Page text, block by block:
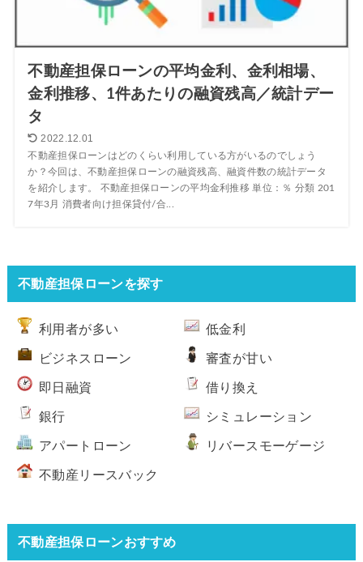
不動産担保ローンの平均金利、金利相場、
金利推移、1件あたりの融資残高／統計デー
タ
2022.12.01
不動産担保ローンはどのくらい利用している方がいるのでしょう
か？今回は、不動産担保ローンの融資残高、融資件数の統計データ
を紹介します。 不動産担保ローンの平均金利推移 単位：％ 分類 201
7年3月 消費者向け担保貸付/合...
不動産担保ローンを探す
利用者が多い 低金利
ビジネスローン 審査が甘い
即日融資 借り換え
銀行 シミュレーション
アパートローン リバースモーゲージ
不動産リースバック
不動産担保ローンおすすめ